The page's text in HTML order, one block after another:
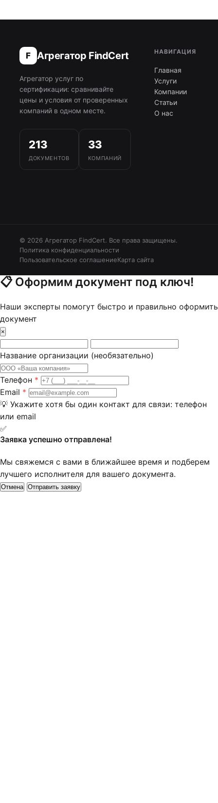
F Агрегатор FindCert
Агрегатор услуг по
сертификации: сравнивайте
цены и условия от проверенных
компаний в одном месте.
213
ДОКУМЕНТОВ
33
КОМПАНИЙ
НАВИГАЦИЯ
Главная
Услуги
Компании
Статьи
О нас
© 2026 Агрегатор FindCert. Все права защищены.
Политика конфиденциальности
Пользовательское соглашениеКарта сайта
📋Оформим документ под ключ!
Наши эксперты помогут быстро и правильно оформить
документ
×
Название организации (необязательно)
Телефон *
Email *
💡 Укажите хотя бы один контакт для связи: телефон
или email
✅
Заявка успешно отправлена!
Мы свяжемся с вами в ближайшее время и подберем
лучшего исполнителя для вашего документа.
Отмена Отправить заявку